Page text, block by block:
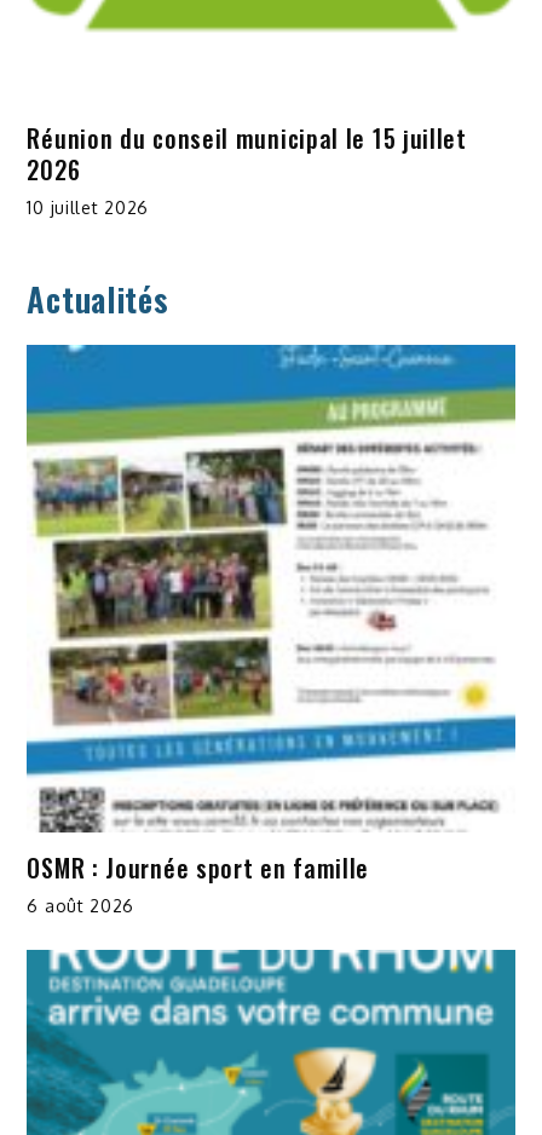
Réunion du conseil municipal le 15 juillet
2026
10 juillet 2026
Actualités
OSMR : Journée sport en famille
6 août 2026